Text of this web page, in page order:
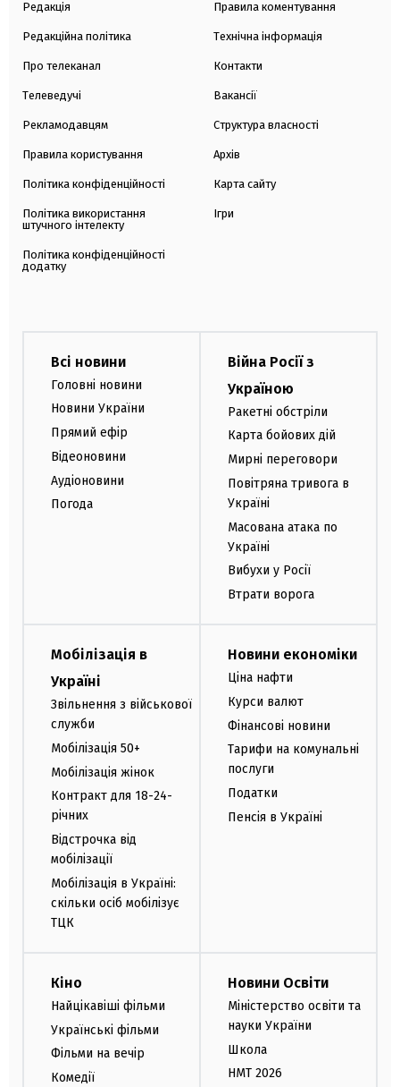
Редакція
Редакційна політика
Про телеканал
Телеведучі
Рекламодавцям
Правила користування
Політика конфіденційності
Політика використання
штучного інтелекту
Політика конфіденційності
додатку
Правила коментування
Технічна інформація
Контакти
Вакансії
Структура власності
Архів
Карта сайту
Ігри
Всі новини
Головні новини
Новини України
Прямий ефір
Відеоновини
Аудіоновини
Погода
Війна Росії з
Україною
Ракетні обстріли
Карта бойових дій
Мирні переговори
Повітряна тривога в
Україні
Масована атака по
Україні
Вибухи у Росії
Втрати ворога
Мобілізація в
Україні
Звільнення з військової
служби
Мобілізація 50+
Мобілізація жінок
Контракт для 18-24-
річних
Відстрочка від
мобілізації
Мобілізація в Україні:
скільки осіб мобілізує
ТЦК
Новини економіки
Ціна нафти
Курси валют
Фінансові новини
Тарифи на комунальні
послуги
Податки
Пенсія в Україні
Кіно
Найцікавіші фільми
Українські фільми
Фільми на вечір
Комедії
Новини Освіти
Міністерство освіти та
науки України
Школа
НМТ 2026